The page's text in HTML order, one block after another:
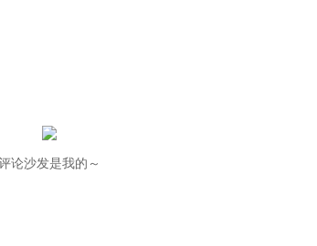
论沙发是我的～